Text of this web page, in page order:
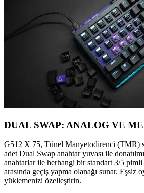
DUAL SWAP: ANALOG VE
G512 X 75, Tünel Manyetodirenci (TMR)
adet Dual Swap anahtar yuvası ile
anahtarlar ile herhangi bir standart 3/5
arasında geçiş yapma olanağı sunar. Eşsiz
yüklemenizi özelleştirin.